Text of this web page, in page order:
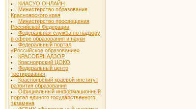
КИАСУО ОНЛАЙН
Министерство образования
Красноярского края
Министерство просвещения
Российской Федерации
Федеральная служба по надзору
в сфере образования и науки
Федеральный портал
«Российское образование»
КРАСОБРНАДЗОР
Красноярский ЦОКО
Федеральный центр
тестирования
Красноярский краевой институт
развития образования
Официальный информационный
портал единого государственного
экзамена